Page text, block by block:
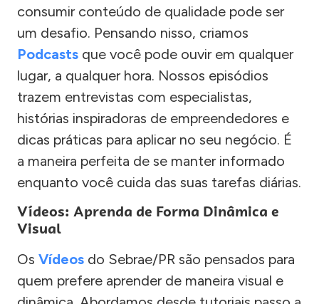
consumir conteúdo de qualidade pode ser
um desafio. Pensando nisso, criamos
Podcasts que você pode ouvir em qualquer
lugar, a qualquer hora. Nossos episódios
trazem entrevistas com especialistas,
histórias inspiradoras de empreendedores e
dicas práticas para aplicar no seu negócio. É
a maneira perfeita de se manter informado
enquanto você cuida das suas tarefas diárias.
Vídeos: Aprenda de Forma Dinâmica e
Visual
Os Vídeos do Sebrae/PR são pensados para
quem prefere aprender de maneira visual e